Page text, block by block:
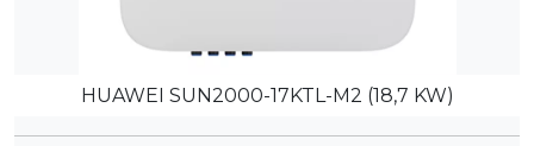
HUAWEI SUN2000-17KTL-M2 (18,7 KW)